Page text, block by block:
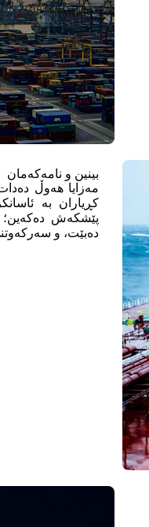
بینین و نامەکەمان
مەزایا هەوڵ
کڕیاران بە
پێشکەش دەکەین؛
دەبێت، و